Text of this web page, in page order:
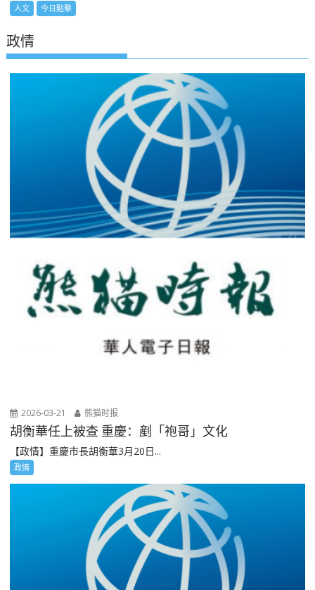
人文 今日點擊
政情
2026-03-21 熊猫时报
胡衡華任上被查 重慶：剷「袍哥」文化
【政情】重慶市長胡衡華3月20日...
政情